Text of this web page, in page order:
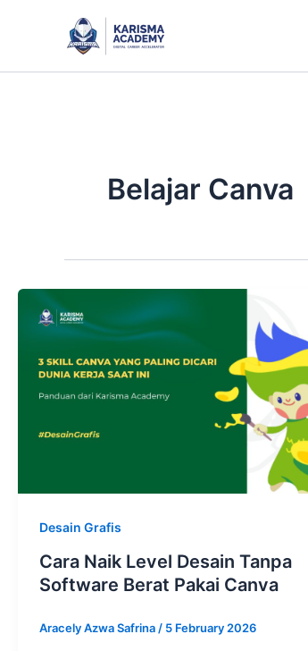
Belajar Canva
Desain Grafis
Cara Naik Level Desain Tanpa
Software Berat Pakai Canva
Aracely Azwa Safrina/ 5 February 2026